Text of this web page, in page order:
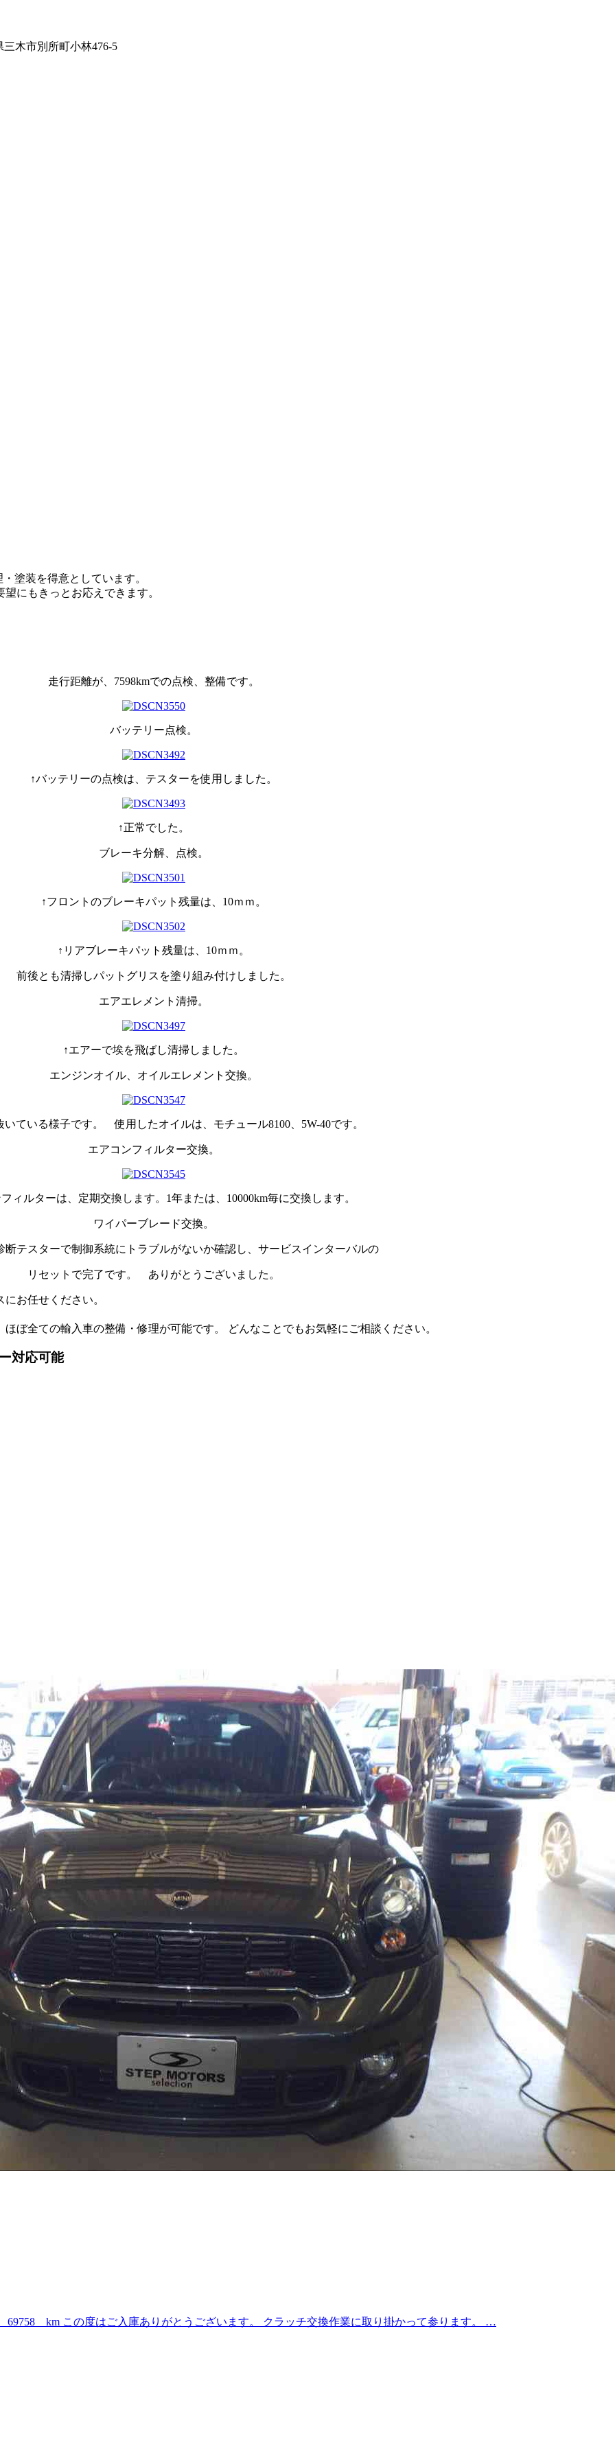
三木市別所町小林476-5
塗装を得意としています。
にもきっとお応えできます。
走行距離が、7598kmでの点検、整備です。
バッテリー点検。
↑バッテリーの点検は、テスターを使用しました。
↑正常でした。
ブレーキ分解、点検。
↑フロントのブレーキパット残量は、10ｍｍ。
↑リアブレーキパット残量は、10ｍｍ。
前後とも清掃しパットグリスを塗り組み付けしました。
エアエレメント清掃。
↑エアーで埃を飛ばし清掃しました。
エンジンオイル、オイルエレメント交換。
いている様子です。 使用したオイルは、モチュール8100、5W-40です。
エアコンフィルター交換。
ィルターは、定期交換します。1年または、10000km毎に交換します。
ワイパーブレード交換。
断テスターで制御系統にトラブルがないか確認し、サービスインターバルの
リセットで完了です。 ありがとうございました。
お任せください。
ぼ全ての輸入車の整備・修理が可能です。 どんなことでもお気軽にご相談ください。
対応可能
km この度はご入庫ありがとうございます。 クラッチ交換作業に取り掛かって参ります。 …